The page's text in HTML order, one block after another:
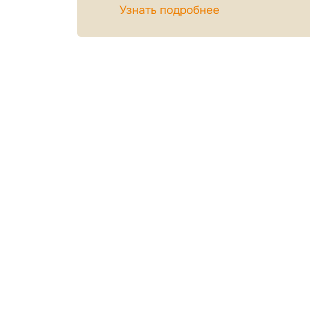
Узнать подробнее